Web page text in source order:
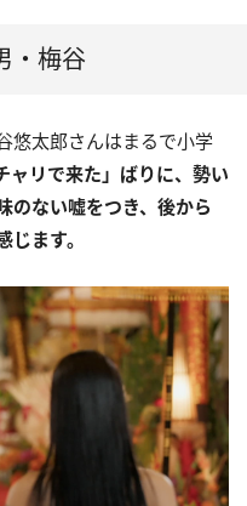
・梅谷
悠太郎さんはまるで小学
ャリで来た」ばりに、勢い
のない嘘をつき、後から
ます。